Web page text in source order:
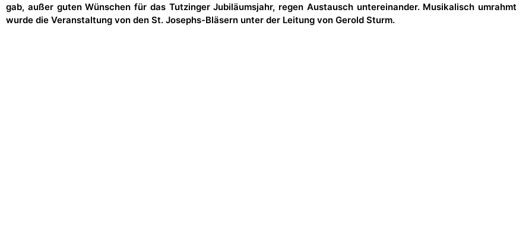
gab, außer guten Wünschen für das Tutzinger Jubiläumsjahr, regen Austausch untereinander. Musikalisch umrahmt
wurde die Veranstaltung von den St. Josephs-Bläsern unter der Leitung von Gerold Sturm.